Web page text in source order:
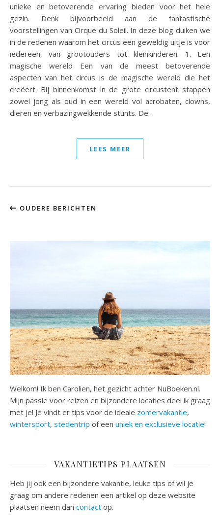
unieke en betoverende ervaring bieden voor het hele
gezin. Denk bijvoorbeeld aan de fantastische
voorstellingen van Cirque du Soleil. In deze blog duiken we
in de redenen waarom het circus een geweldig uitje is voor
iedereen, van grootouders tot kleinkinderen. 1. Een
magische wereld Een van de meest betoverende
aspecten van het circus is de magische wereld die het
creëert. Bij binnenkomst in de grote circustent stappen
zowel jong als oud in een wereld vol acrobaten, clowns,
dieren en verbazingwekkende stunts. De…
LEES MEER
OUDERE BERICHTEN
Welkom! Ik ben Carolien, het gezicht achter NuBoeken.nl.
Mijn passie voor reizen en bijzondere locaties deel ik graag
met je! Je vindt er tips voor de ideale zomervakantie,
wintersport, stedentrip of een uniek en exclusieve locatie!
VAKANTIETIPS PLAATSEN
Heb jij ook een bijzondere vakantie, leuke tips of wil je
graag om andere redenen een artikel op deze website
plaatsen neem dan contact op.